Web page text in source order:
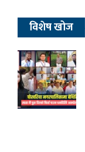
विशेष खोज